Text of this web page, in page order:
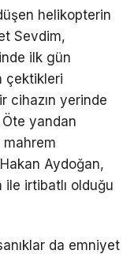
helikopterin
Sevdim,
ilk gün
çektikleri
cihazın yerinde
Öte yandan
mahrem
Aydoğan,
irtibatlı olduğu
da emniyet